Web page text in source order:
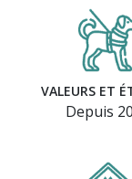
VALEURS ET
Depuis